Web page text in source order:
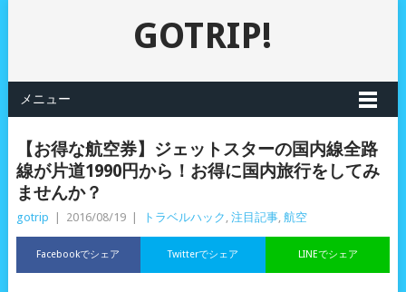
GOTRIP!
メニュー
【お得な航空券】ジェットスターの国内線全路
線が片道1990円から！お得に国内旅行をしてみ
ませんか？
gotrip 2016/08/19 トラベルハック , 注目記事, 航空
Facebookでシェア LINEでシェア
Twitterでシェア